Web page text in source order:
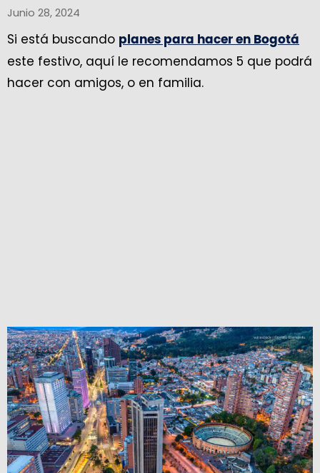
Junio 28, 2024
Si está buscando planes para hacer en Bogotá
este festivo, aquí le recomendamos 5 que podrá
hacer con amigos, o en familia.